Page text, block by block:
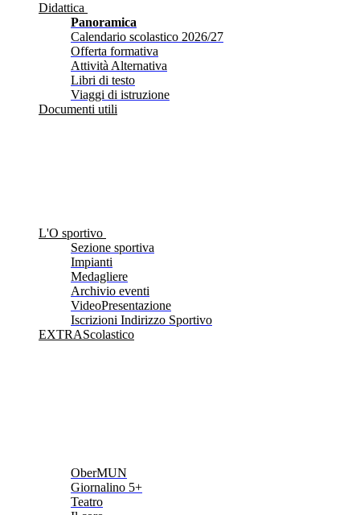
Didattica
Panoramica
Calendario scolastico 2026/27
Offerta formativa
Attività Alternativa
Libri di testo
Viaggi di istruzione
Documenti utili
L'O sportivo
Sezione sportiva
Impianti
Medagliere
Archivio eventi
VideoPresentazione
Iscrizioni Indirizzo Sportivo
EXTRAScolastico
OberMUN
Giornalino 5+
Teatro